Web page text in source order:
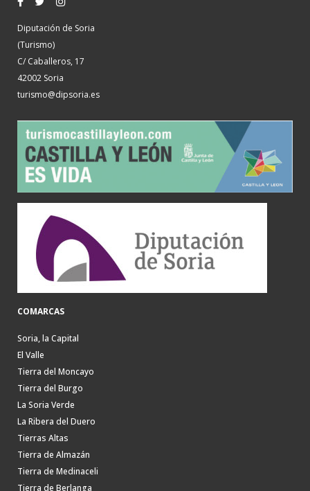
Diputación de Soria
(Turismo)
C/ Caballeros, 17
42002 Soria
turismo@dipsoria.es
COMARCAS
Soria, la Capital
El Valle
Tierra del Moncayo
Tierra del Burgo
La Soria Verde
La Ribera del Duero
Tierras Altas
Tierra de Almazán
Tierra de Medinaceli
Tierra de Berlanga